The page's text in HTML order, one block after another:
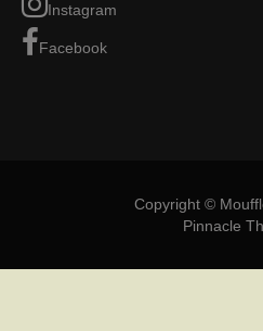
Instagram
Facebook
Copyright ©
Pinnacle